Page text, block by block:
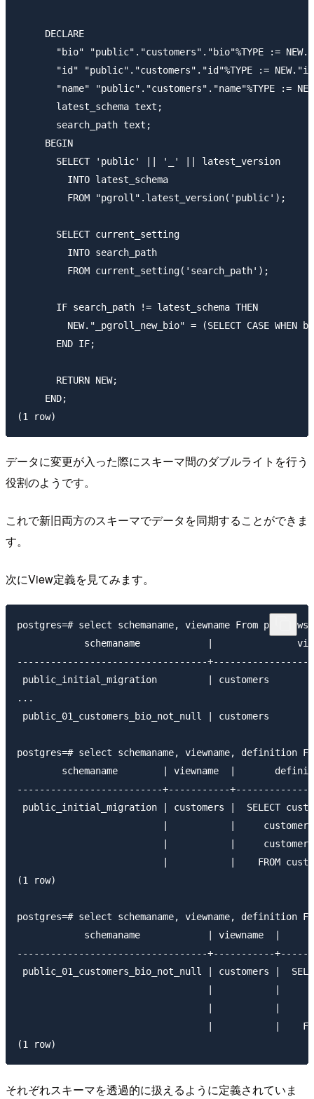
DECLARE
"bio" "public"."customers"."bio"%TYPE :=
"id" "public"."customers"."id"%TYPE :=
"name" "public"."customers"."name"%TYPE :=
latest_schema text;
search_path text;
BEGIN
SELECT 'public' || '_' || latest_version
INTO latest_schema
FROM "pgroll".latest_version('public');
SELECT current_setting
INTO search_path
FROM current_setting('search_path');
IF search_path != latest_schema THEN
NEW."_pgroll_new_bio" = (SELECT CASE WHEN
END IF;
RETURN NEW;
     END;
データに変更が入った際にスキーマ間のダブルライトを行う
役割のようです。
これで新旧両方のスキーマでデータを同期することができま
す。
次にView定義を見てみます。
postgres=# select schemaname, viewname From pg_views;
schemaname            |
----------------------------------
public_initial_migration         | customers
...
public_01_customers_bio_not_null | customers
postgres=# select schemaname, viewname, definition
schemaname        | viewname  |
--------------------------+-----------
public_initial_migration | customers |  SELECT
|           |
|           |
|           |    FROM
(1 row)
postgres=# select schemaname, viewname, definition
schemaname            | viewname  |
----------------------------------+-----------
public_01_customers_bio_not_null | customers |
|           |
それぞれスキーマを透過的に扱えるように定義されていま